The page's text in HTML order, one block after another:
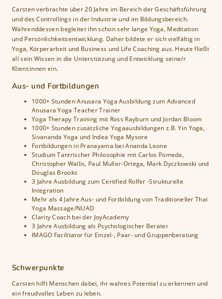
Carsten verbrachte über 20 Jahre im Bereich der Geschäftsführung
und des Controllings in der Industrie und im Bildungsbereich.
Währenddessen begleitet ihn schon sehr lange Yoga, Meditation
und Persönlichkeitsentwicklung. Daher bildete er sich vielfältig in
Yoga, Körperarbeit und Business und Life Coaching aus. Heute fließt
all sein Wissen in die Unterstützung und Entwicklung seine/r
Klient:innen ein.
Aus- und Fortbildungen
1000+ Stunden Anusara Yoga Ausbildung zum Advanced
Anusara Yoga Teacher Trainer
Yoga Therapy Training mit Ross Rayburn und Jordan Bloom
1000+ Stunden zusätzliche Yogaausbildungen z.B. Yin Yoga,
Sivananda Yoga und Indea Yoga Mysore
Fortbildungen in Pranayama bei Ananda Leone
Studium Tantrischer Philosophie mit Carlos Pomeda,
Christopher Wallis, Paul Muller-Ortega, Mark Dyczkowski und
Douglas Brooks
3 Jahre Ausbildung zum Certified Rolfer -Strukturelle
Integration
Mehr als 4 Jahre Aus- und Fortbildung von Traditioneller Thai
Yoga Massage/NUAD
Clarity Coach bei der JoyAcademy
3 Jahre Ausbildung als Psychologischer Berater
IMAGO Facilitator für Einzel-, Paar- und Gruppenberatung
Schwerpunkte
Carsten hilft Menschen dabei, ihr wahres Potential zu erkennen und
ein freudvolles Leben zu leben.